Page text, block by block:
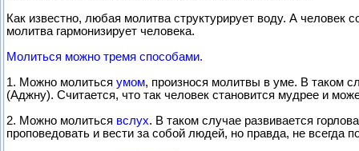
Как известно, любая молитва структурирует воду. А
молитва гармонизирует человека.
Молиться можно тремя способами.
1. Можно молиться умом, произнося молитвы в уме. В таком
(Аджну). Считается, что так человек становится мудрее и
2. Можно молиться вслух. В таком случае развивается
проповедовать и вести за собой людей, но правда, не всегда